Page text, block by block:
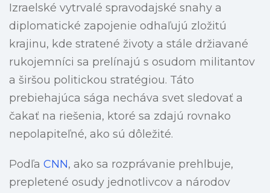
Izraelské vytrvalé spravodajské snahy a
diplomatické zapojenie odhaľujú zložitú
krajinu, kde stratené životy a stále držiavané
rukojemníci sa prelínajú s osudom militantov
a širšou politickou stratégiou. Táto
prebiehajúca sága necháva svet sledovať a
čakať na riešenia, ktoré sa zdajú rovnako
nepolapiteľné, ako sú dôležité.
Podľa CNN, ako sa rozprávanie prehlbuje,
prepletené osudy jednotlivcov a národov